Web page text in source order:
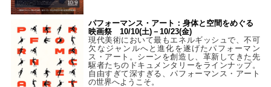
パフォーマンス・アート：身体と空間をめぐる
映画祭 10/10(土)－10/23(金)
現代美術において最もエネルギッシュで、不可
欠なジャンルへと進化を遂げたパフォーマン
ス・アート。シーンを創造し、革新してきた先
駆者たちのドキュメンタリーをラインナップ。
自由すぎて深すぎる、パフォーマンス・アート
の世界へようこそ。